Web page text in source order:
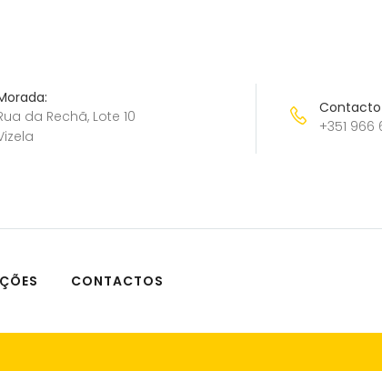
da Rechã, Lote 10
Contacto
+351 966
CONTACTOS